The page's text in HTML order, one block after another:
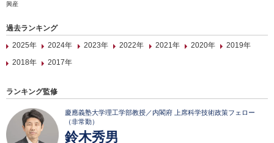
興産
過去ランキング
2025年
2024年 2023年 2022年 2021年 2020年
2019年
2018年
2017年
ランキング監修
慶應義塾大学理工学部教授／内閣府 上席科学技術政策フェロー
（非常勤）
鈴木秀男